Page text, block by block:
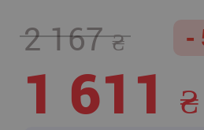
2 167 -
1 611